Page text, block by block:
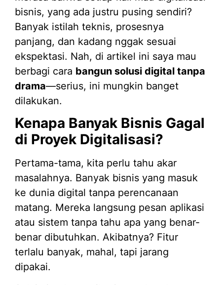
bisnis, yang ada justru pusing sendiri?
Banyak istilah teknis, prosesnya
panjang, dan kadang nggak sesuai
ekspektasi. Nah, di artikel ini saya mau
berbagi cara bangun solusi digital tanpa
drama—serius, ini mungkin banget
dilakukan.
Kenapa Banyak Bisnis Gagal
di Proyek Digitalisasi?
Pertama-tama, kita perlu tahu akar
masalahnya. Banyak bisnis yang masuk
ke dunia digital tanpa perencanaan
matang. Mereka langsung pesan aplikasi
atau sistem tanpa tahu apa yang benar-
benar dibutuhkan. Akibatnya? Fitur
terlalu banyak, mahal, tapi jarang
dipakai.